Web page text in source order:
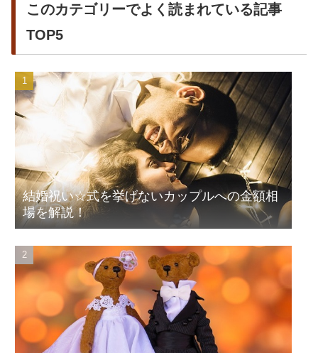
このカテゴリーでよく読まれている記事
TOP5
結婚祝い☆式を挙げないカップルへの金額相
場を解説！